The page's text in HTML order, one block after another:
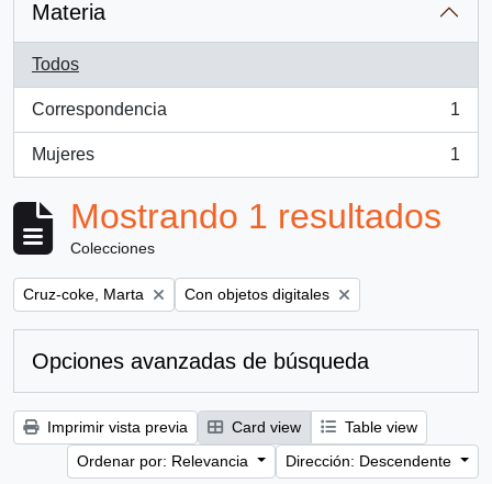
Materia
Todos
Correspondencia
, 1 resultados
1
Mujeres
, 1 resultados
1
Mostrando 1 resultados
Colecciones
Remove filter:
Cruz-coke, Marta Remove filter:
Con objetos digitales
Opciones avanzadas de búsqueda
Imprimir vista previa Card view
Table view
Ordenar por: Relevancia
Dirección: Descendente